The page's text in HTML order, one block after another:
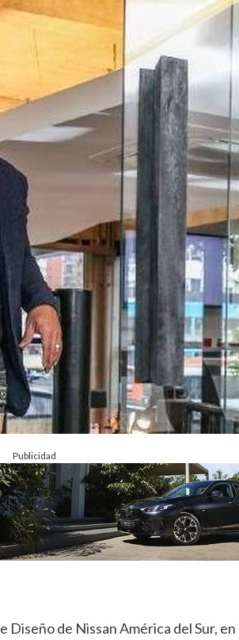
Publicidad
Diseño de Nissan América del Sur,